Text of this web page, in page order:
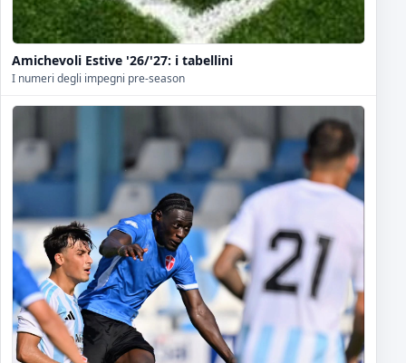
Amichevoli Estive '26/'27: i tabellini
I numeri degli impegni pre-season